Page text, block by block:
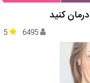
کنید
5 6495